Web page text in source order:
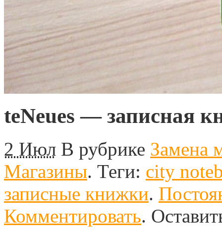
teNeues — записная
2 Июл В рубрике Замена
Магазины. Теги: city
записные книжки.
Комментировать.